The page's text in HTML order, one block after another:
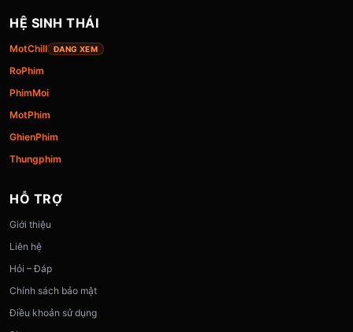
HỆ SINH THÁI
MotChill ĐANG XEM
RoPhim
PhimMoi
MotPhim
GhienPhim
Thungphim
HỖ TRỢ
Giới thiệu
Liên hệ
Hỏi – Đáp
Chính sách bảo mật
Điều khoản sử dụng